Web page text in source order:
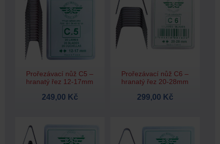
Prořezávací nůž C5 –
hranatý řez 12-17mm
249,00 Kč
Prořezávací nůž C6 –
hranatý řez 20-28mm
299,00 Kč